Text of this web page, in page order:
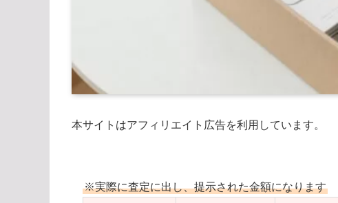
本サイトはアフィリエイト広告を利用しています。
※実際に査定に出し、提示された金額になります